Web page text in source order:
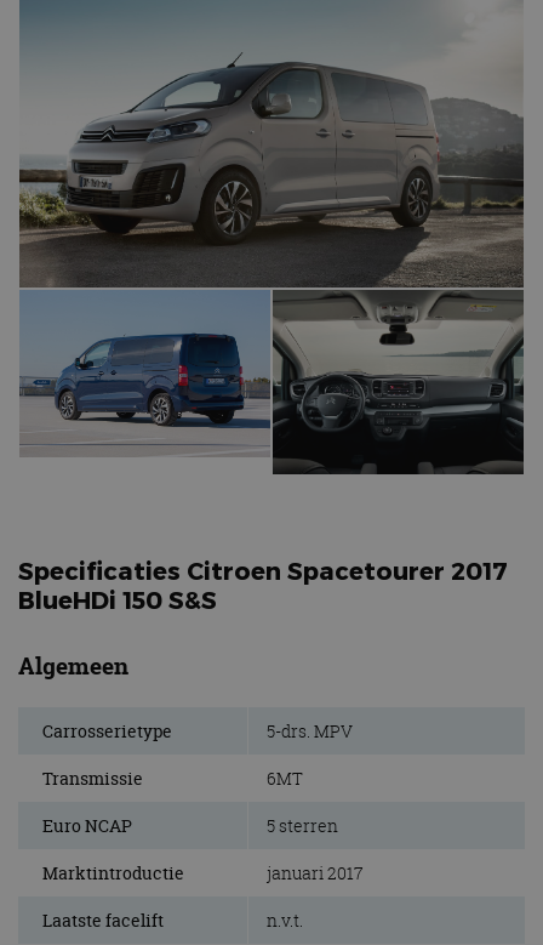
Specificaties Citroen Spacetourer 2017
BlueHDi 150 S&S
Algemeen
Carrosserietype 5-drs. MPV
Transmissie 6MT
Euro NCAP 5 sterren
Marktintroductie januari 2017
Laatste facelift n.v.t.